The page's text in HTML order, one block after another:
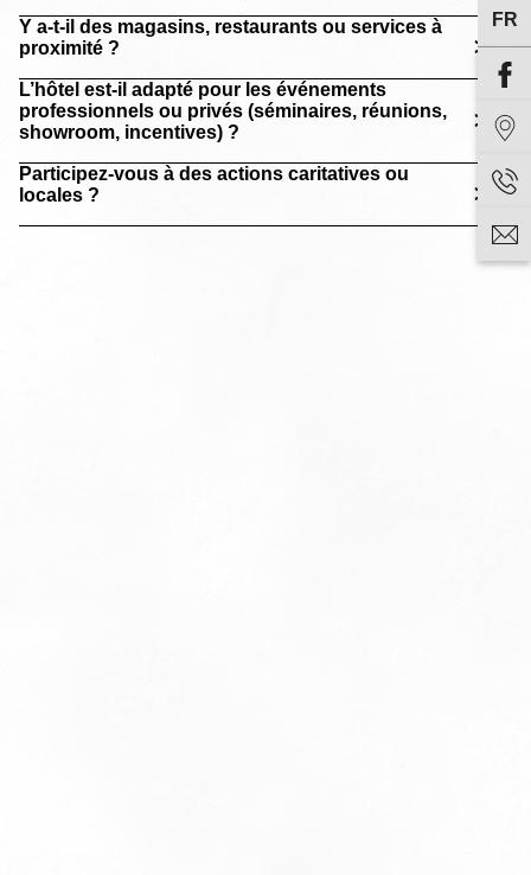
Se divertir
Découvrir Briançon
Séminaires et Incentives
Offres
Photos
FR
Y a-t-il des magasins, restaurants ou services à
proximité ?
>
L’hôtel est-il adapté pour les événements
professionnels ou privés (séminaires, réunions,
showroom, incentives) ?
>
Participez-vous à des actions caritatives ou
locales ?
>